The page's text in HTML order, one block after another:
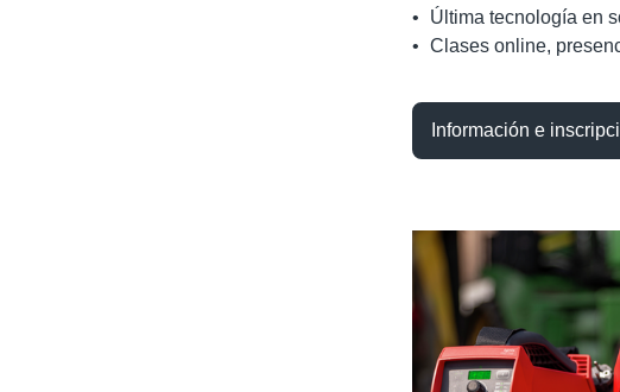
•
Última tecnología en
• Clases online,
Información e